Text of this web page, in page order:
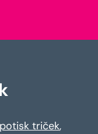
potisk triček,